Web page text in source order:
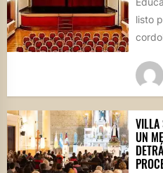
listo
VILLA
UN